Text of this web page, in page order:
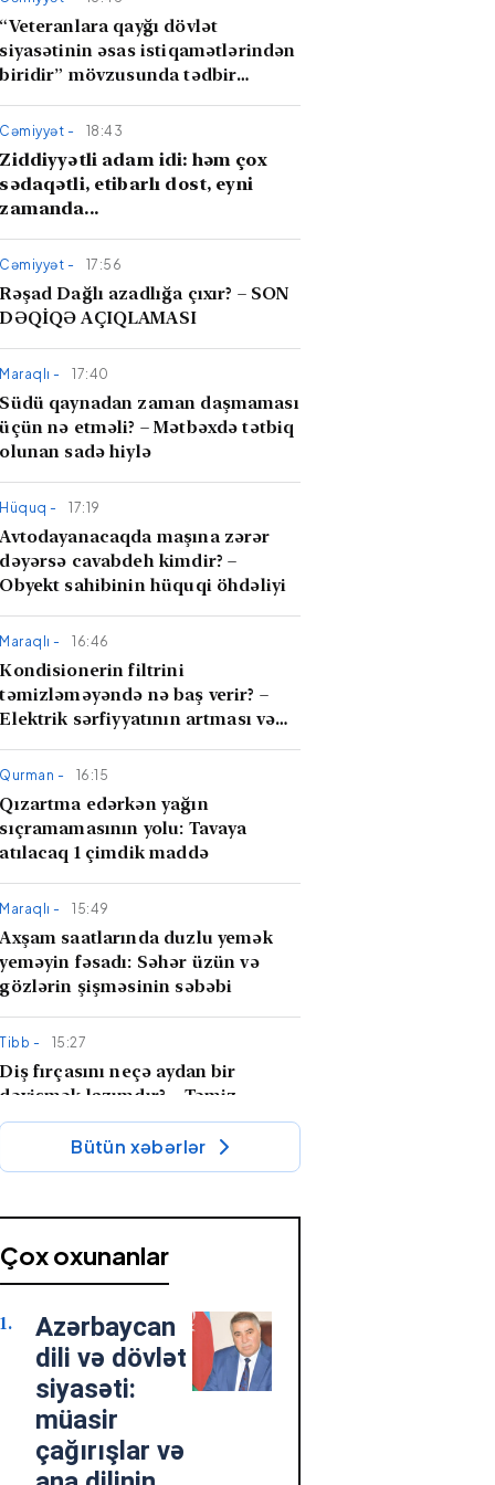
“Veteranlara qayğı dövlət
siyasətinin əsas istiqamətlərindən
biridir” mövzusunda tədbir
Cəmiyyət - 18:43
Ziddiyyətli adam idi: həm çox
sədaqətli, etibarlı dost, eyni
zamanda...
Cəmiyyət - 17:56
Rəşad Dağlı azadlığa çıxır? – SON
DƏQİQƏ AÇIQLAMASI
Maraqlı - 17:40
Südü qaynadan zaman daşmaması
üçün nə etməli? – Mətbəxdə tətbiq
olunan sadə hiylə
Hüquq - 17:19
Avtodayanacaqda maşına zərər
dəyərsə cavabdeh kimdir? –
Obyekt sahibinin hüquqi öhdəliyi
Maraqlı - 16:46
Kondisionerin filtrini
təmizləməyəndə nə baş verir? –
Elektrik sərfiyyatının artması və
Qurman - 16:15
Qızartma edərkən yağın
sıçramamasının yolu: Tavaya
atılacaq 1 çimdik maddə
Maraqlı - 15:49
Axşam saatlarında duzlu yemək
yeməyin fəsadı: Səhər üzün və
gözlərin şişməsinin səbəbi
Tibb - 15:27
Diş fırçasını neçə aydan bir
dəyişmək lazımdır? – Təmiz
görünən fırçada toplanan
mikroskopik təhlükə
Cəmiyyət - 15:01
qazandı" —Deputat Zaur
Şükürov
Köhnə qızıl zinət əşyalarını
satarkən diqqət edilməli nüanslar
Maraqlı - 14:30
Paltar ütüləyərkən altına
alüminium folqa qoymaq: İkiqat
Bütün xəbərlər
Çox oxunanlar
Azərbaycan
dili və dövlət
siyasəti:
müasir
çağırışlar və